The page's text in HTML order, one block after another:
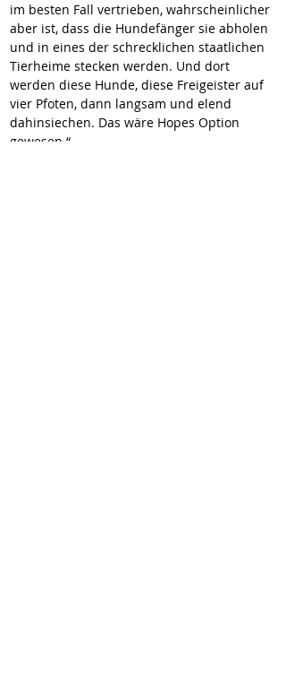
im besten Fall vertrieben, wahrscheinlicher
aber ist, dass die Hundefänger sie abholen
und in eines der schrecklichen staatlichen
Tierheime stecken werden. Und dort
werden diese Hunde, diese Freigeister auf
vier Pfoten, dann langsam und elend
dahinsiechen. Das wäre Hopes Option
gewesen.“